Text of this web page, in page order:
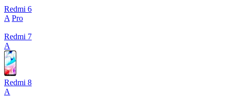
Redmi 6
A Pro
Redmi 7
A
Redmi 8
A